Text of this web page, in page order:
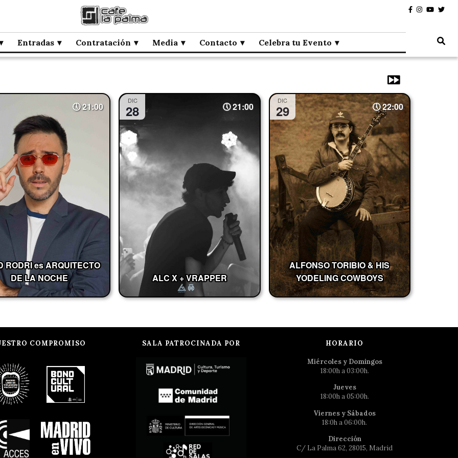
Entradas Contratación Media Contacto Celebra tu Evento
21:00
RODRI es ARQUITECTO
DE LA NOCHE
DIC
28 21:00
ALC X + VRAPPER
DIC
29 22:00
ALFONSO TORIBIO & HIS
YODELING COWBOYS
COMPROMISO SALA PATROCINADA POR HORARIO
Miércoles y Domingos
18:00h a 03:00h.
Jueves
18:00h a 05:00h.
Viernes y Sábados
18:0h a 06:00h.
Dirección
C/ La Palma 62, 28015, Madrid